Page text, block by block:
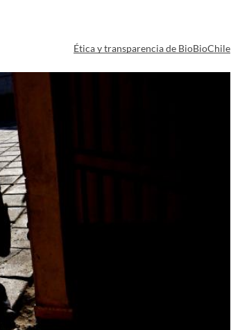
Ética y transparencia de BioBioChile